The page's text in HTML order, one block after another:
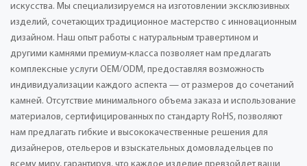
искусства. Мы специализируемся на изготовлении эксклюзивных
изделий, сочетающих традиционное мастерство с инновационным
дизайном. Наш опыт работы с натуральным травертином и
другими камнями премиум-класса позволяет нам предлагать
комплексные услуги OEM/ODM, предоставляя возможность
индивидуализации каждого аспекта — от размеров до сочетаний
камней. Отсутствие минимального объема заказа и использование
материалов, сертифицированных по стандарту RoHS, позволяют
нам предлагать гибкие и высококачественные решения для
дизайнеров, отельеров и взыскательных домовладельцев по